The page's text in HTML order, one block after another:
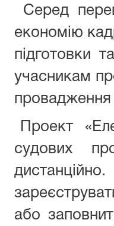
Серед
економію
підготовки
учасникам
провадження
Проект
судових
або